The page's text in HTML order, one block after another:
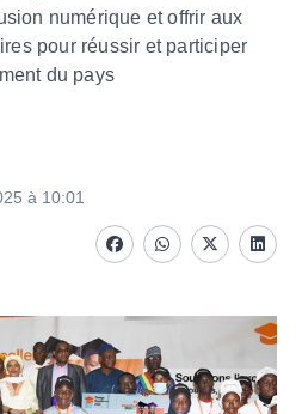
numérique et offrir aux
pour réussir et participer
du pays
à 10:01
FacebookwhatsappTwitter